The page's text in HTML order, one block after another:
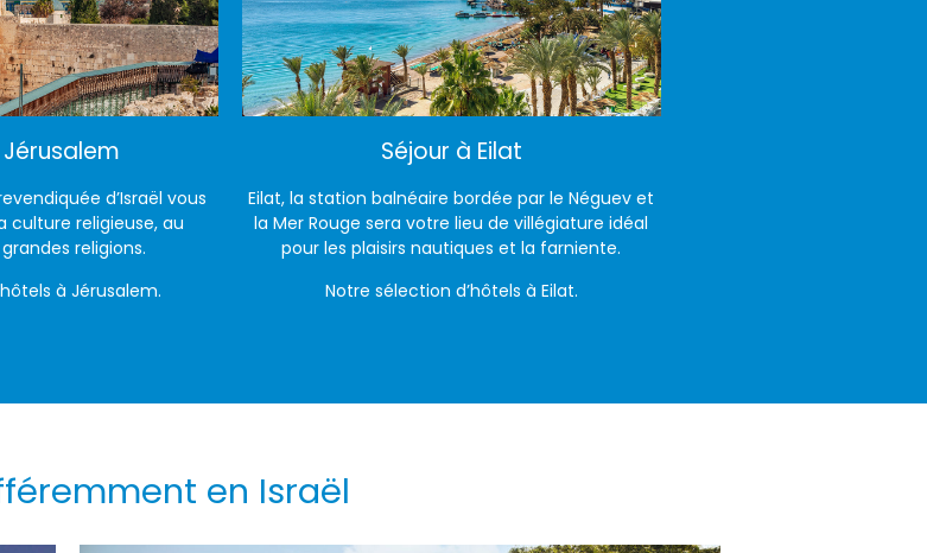
d’Israël vous
culture religieuse, au
religions.
à Jérusalem.
Séjour à Eilat
Eilat, la station balnéaire bordée par le Néguev et
la Mer Rouge sera votre lieu de villégiature idéal
pour les plaisirs nautiques et la farniente.
Notre sélection d’hôtels à Eilat.
en Israël